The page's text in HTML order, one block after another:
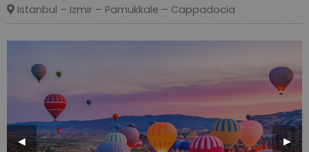
Istanbul – Izmir – Pamukkale – Cappadocia
Previous
◀︎ Next
▶︎